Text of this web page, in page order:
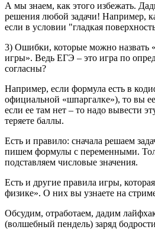
А мы знаем, как этого избежать.
решения любой задачи! Например,
если в условии "гладкая
3) Ошибки, которые можно назвать
игры». Ведь ЕГЭ – это игра по
согласны?
Например, если формула есть в
официальной «шпаргалке»), то вы
если ее там нет – то надо вывести
теряете баллы.
Есть и правило: сначала решаем
пишем формулы с переменными.
подставляем числовые значения.
Есть и другие правила игры,
физике». О них вы узнаете на
Обсудим, отработаем, дадим
(волшебный пендель) заряд